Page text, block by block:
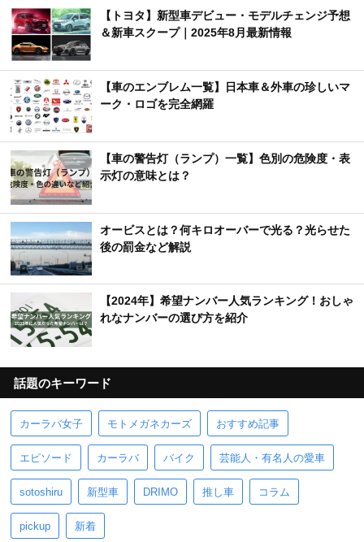
【トヨタ】新型車デビュー・モデルチェンジ予想
＆新車スクープ｜2025年8月最新情報
【車のエンブレム一覧】日本車＆外車の珍しいマ
ーク・ロゴを完全網羅
【車の警告灯（ランプ）一覧】色別の危険度・表
示灯の意味とは？
オービスとは？何キロオーバーで光る？光らせた
後の罰金など解説
【2024年】希望ナンバー人気ランキング！おしゃ
れなナンバーの選び方を紹介
話題のキーワード
カーラバ女子 モトメガネカーズ おすすめ記事
エピソード カーラバ バイク 芸能人・有名人の愛車
sotoshiru 新型車 DRIMO 推し車 コラム
pickup 新着